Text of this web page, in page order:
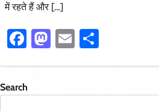
में रहते हैं और […]
Facebook
Mastodon
Email
Search